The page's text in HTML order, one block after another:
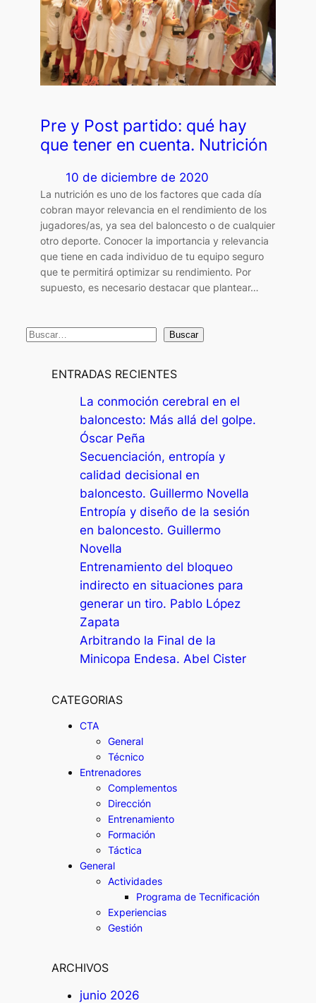
Pre y Post partido: qué hay
que tener en cuenta. Nutrición
10 de diciembre de 2020
La nutrición es uno de los factores que cada día
cobran mayor relevancia en el rendimiento de los
jugadores/as, ya sea del baloncesto o de cualquier
otro deporte. Conocer la importancia y relevancia
que tiene en cada individuo de tu equipo seguro
que te permitirá optimizar su rendimiento. Por
supuesto, es necesario destacar que plantear…
B
Buscar
ENTRADAS RECIENTES
La conmoción cerebral en el
baloncesto: Más allá del golpe.
Óscar Peña
Secuenciación, entropía y
calidad decisional en
baloncesto. Guillermo Novella
Entropía y diseño de la sesión
en baloncesto. Guillermo
Novella
Entrenamiento del bloqueo
indirecto en situaciones para
generar un tiro. Pablo López
Zapata
Arbitrando la Final de la
Minicopa Endesa. Abel Cister
CATEGORIAS
CTA
General
Técnico
Entrenadores
Complementos
Dirección
Entrenamiento
Formación
Táctica
General
Actividades
Programa de Tecnificación
Experiencias
Gestión
ARCHIVOS
junio 2026